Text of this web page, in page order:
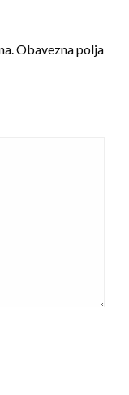
Obavezna polja